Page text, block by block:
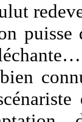
puisse